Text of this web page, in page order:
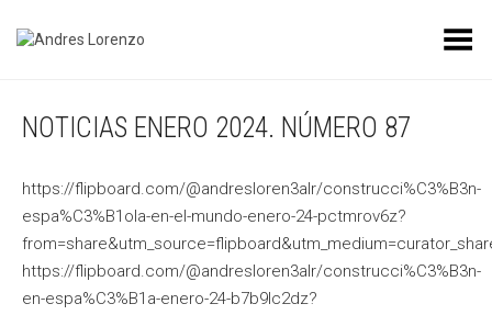
Toggle Menu
NOTICIAS ENERO 2024. NÚMERO 87
https://flipboard.com/@andresloren3alr/construcci%C3%B3n-
espa%C3%B1ola-en-el-mundo-enero-24-pctmrov6z?
https://flipboard.com/@andresloren3alr/construcci%C3%B3n-
en-espa%C3%B1a-enero-24-b7b9lc2dz?